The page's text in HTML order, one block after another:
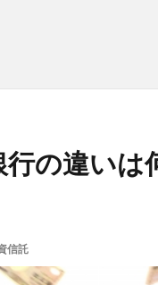
の違いは
信託